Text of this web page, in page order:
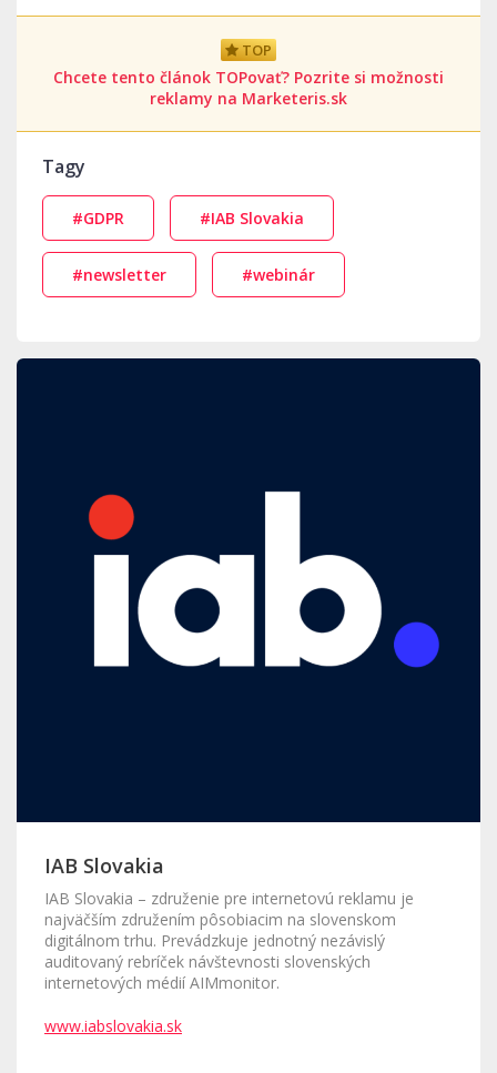
TOP
Chcete tento článok TOPovať? Pozrite si možnosti
reklamy na Marketeris.sk
Tagy
#GDPR #IAB Slovakia
#newsletter #webinár
IAB Slovakia
IAB Slovakia – združenie pre internetovú reklamu je
najväčším združením pôsobiacim na slovenskom
digitálnom trhu. Prevádzkuje jednotný nezávislý
auditovaný rebríček návštevnosti slovenských
internetových médií AIMmonitor.
www.iabslovakia.sk